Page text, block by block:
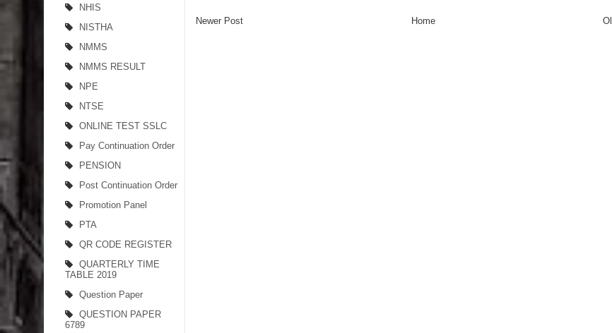
NHIS
NISTHA
NMMS
NMMS RESULT
NPE
NTSE
ONLINE TEST SSLC
Pay Continuation Order
PENSION
Post Continuation Order
Promotion Panel
PTA
QR CODE REGISTER
QUARTERLY TIME
TABLE 2019
Question Paper
QUESTION PAPER
6789
Newer Post Home